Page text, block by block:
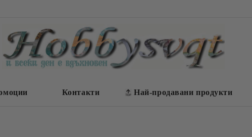
Контакти Най-продавани продукти